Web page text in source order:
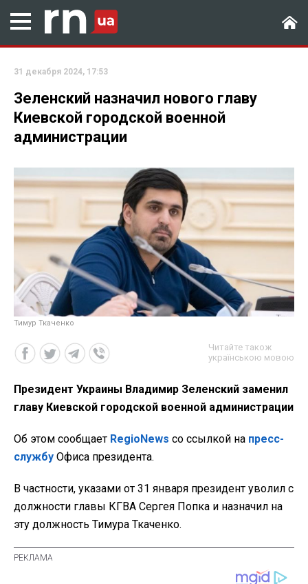
31 декабря 2024, 17:53
Зеленский назначил нового главу
Киевской городской военной
администрации
Тимур Ткаченко
Читайте також
українською мовою
Президент Украины Владимир Зеленский заменил
главу Киевской городской военной администрации
Об этом сообщает RegioNews со ссылкой на пресс-
службу Офиса президента.
В частности, указами от 31 января президент уволил с
должности главы КГВА Сергея Попка и назначил на
эту должность Тимура Ткаченко.